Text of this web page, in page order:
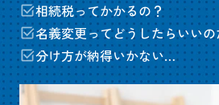
相続税ってかかるの？
名義変更ってどうしたらいい
分け方が納得いかない…